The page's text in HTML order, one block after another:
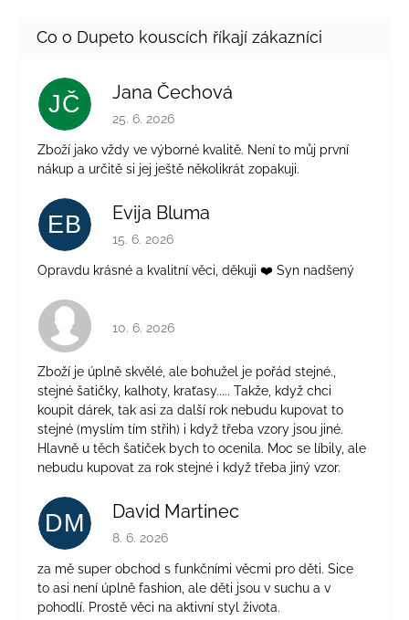
JČ Jana Čechová
Hodnocení obchodu je 5 z 5 hvězdiček.
25. 6. 2026
Zboží jako vždy ve výborné kvalitě. Není to můj první
nákup a určitě si jej ještě několikrát zopakuji.
EB Evija Bluma
Hodnocení obchodu je 5 z 5 hvězdiček.
15. 6. 2026
Opravdu krásné a kvalitní věci, děkuji ❤️ Syn nadšený
Hodnocení obchodu je 4 z 5 hvězdiček.
10. 6. 2026
Zboží je úplně skvělé, ale bohužel je pořád stejné.,
stejné šatičky, kalhoty, kraťasy..... Takže, když chci
koupit dárek, tak asi za další rok nebudu kupovat to
stejné (myslím tím střih) i když třeba vzory jsou jiné.
Hlavně u těch šatiček bych to ocenila. Moc se líbily, ale
nebudu kupovat za rok stejné i když třeba jiný vzor.
DM David Martinec
Hodnocení obchodu je 5 z 5 hvězdiček.
8. 6. 2026
za mě super obchod s funkčními věcmi pro děti. Sice
to asi není úplně fashion, ale děti jsou v suchu a v
pohodlí. Prostě věci na aktivní styl života.